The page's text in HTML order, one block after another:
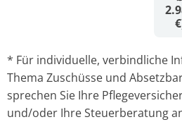
* Für individuelle, verbindliche
Thema Zuschüsse und
sprechen Sie Ihre
und/oder Ihre Steuerberatung